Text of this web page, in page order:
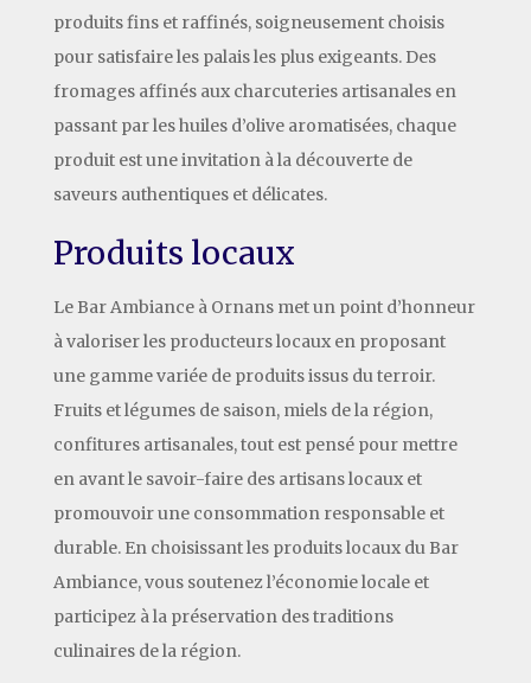
produits fins et raffinés, soigneusement choisis
pour satisfaire les palais les plus exigeants. Des
fromages affinés aux charcuteries artisanales en
passant par les huiles d’olive aromatisées, chaque
produit est une invitation à la découverte de
saveurs authentiques et délicates.
Produits locaux
Le Bar Ambiance à Ornans met un point d’honneur
à valoriser les producteurs locaux en proposant
une gamme variée de produits issus du terroir.
Fruits et légumes de saison, miels de la région,
confitures artisanales, tout est pensé pour mettre
en avant le savoir-faire des artisans locaux et
promouvoir une consommation responsable et
durable. En choisissant les produits locaux du Bar
Ambiance, vous soutenez l’économie locale et
participez à la préservation des traditions
culinaires de la région.